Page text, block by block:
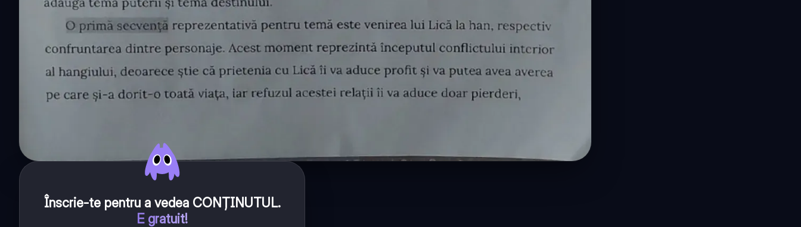
Înscrie-te pentru a vedea CONȚINUTUL.
E gratuit!